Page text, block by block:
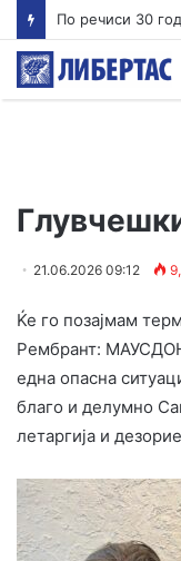
21.06.2026 09:12
Ќе го позајмам
Рембрант:
една опасна
благо и делумно
летаргија и